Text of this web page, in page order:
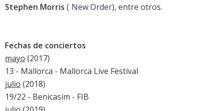
Stephen Morris ( New Order), entre otros.
Fechas de conciertos
mayo (2017)
13 - Mallorca - Mallorca Live Festival
julio (2018)
19/22 - Benicasim - FIB